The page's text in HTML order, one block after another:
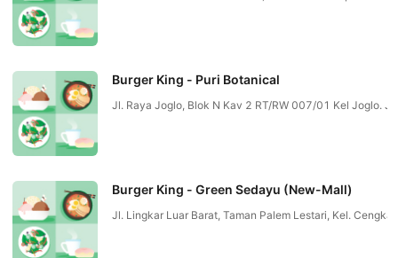
Burger King - Puri Botanical
Jl. Raya Joglo, Blok N Kav 2 RT/RW 007/01 Kel Joglo.
Burger King - Green Sedayu (New-Mall)
Jl. Lingkar Luar Barat, Taman Palem Lestari, Kel.